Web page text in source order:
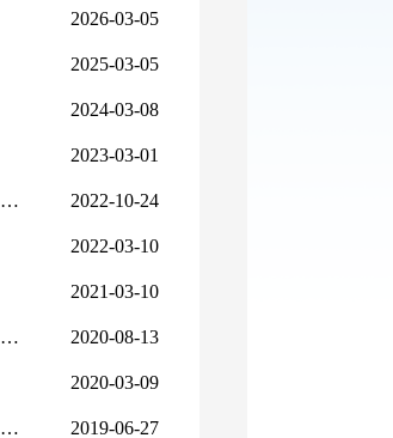
2026-03-05
2025-03-05
2024-03-08
2023-03-01
2022-10-24
2022-03-10
2021-03-10
2020-08-13
2020-03-09
2019-06-27